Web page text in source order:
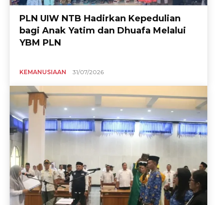
PLN UIW NTB Hadirkan Kepedulian
bagi Anak Yatim dan Dhuafa Melalui
YBM PLN
KEMANUSIAAN 31/07/2026